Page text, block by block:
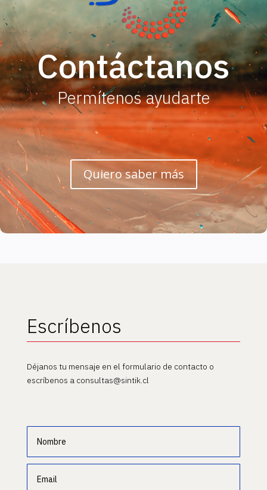
Contáctanos
Permítenos ayudarte
Quiero saber más
Escríbenos
Déjanos tu mensaje en el formulario de contacto o
escríbenos a consultas@sintik.cl